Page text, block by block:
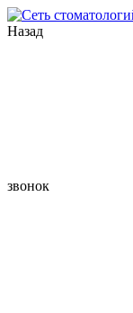
Назад
звонок